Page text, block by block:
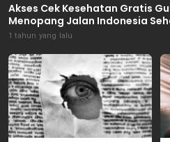
Akses Cek Kesehatan Gratis
Menopang Jalan Indonesia
1 tahun yang lalu